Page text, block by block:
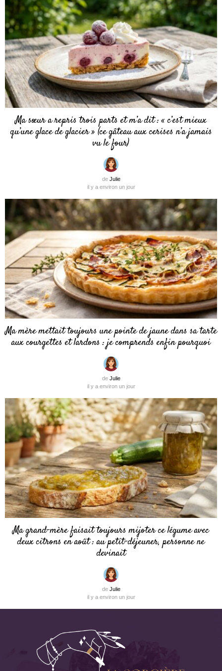
Ma sœur a repris trois parts et m’a dit : « c’est mieux
qu’une glace de glacier » (ce gâteau aux cerises n’a jamais
vu le four)
de Julie
il y a environ un jour
Ma mère mettait toujours une pointe de jaune dans sa tarte
aux courgettes et lardons : je comprends enfin pourquoi
de Julie
il y a environ un jour
Ma grand-mère faisait toujours mijoter ce légume avec
deux citrons en août : au petit-déjeuner, personne ne
devinait
de Julie
il y a environ un jour